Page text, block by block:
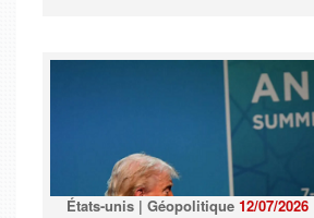
États-unis | Géopolitique 12/07/2026